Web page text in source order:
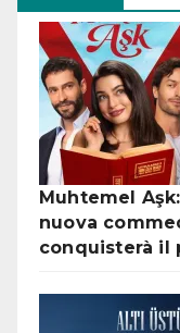
Muhtemel
nuova
conquisterà il